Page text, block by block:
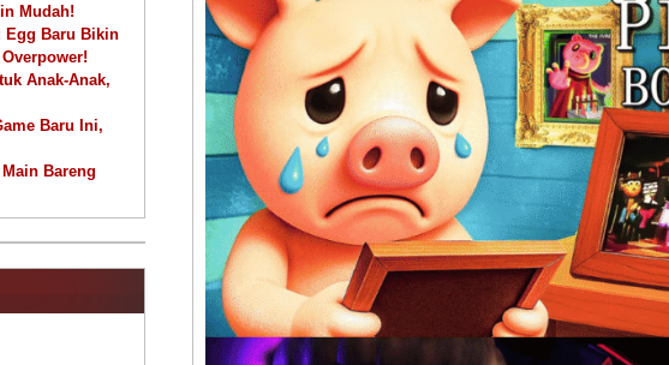
Mudah!
Egg Baru Bikin
Anak-Anak,
Baru Ini,
Bareng